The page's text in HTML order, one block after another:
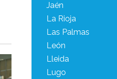
Jaén
La Rioja
Las Palmas
León
Lleida
Lugo